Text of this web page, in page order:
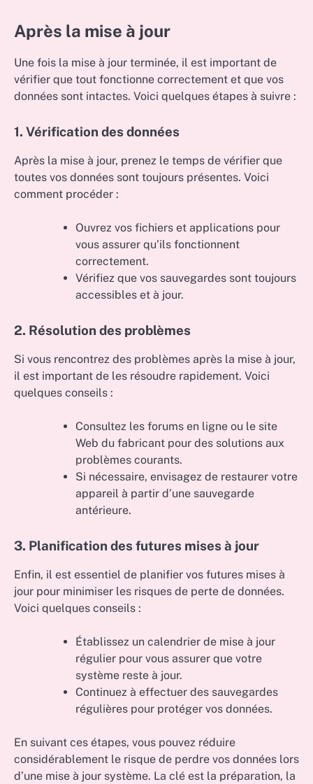
Après la mise à jour
Une fois la mise à jour terminée, il est important de
vérifier que tout fonctionne correctement et que vos
données sont intactes. Voici quelques étapes à suivre :
1. Vérification des données
Après la mise à jour, prenez le temps de vérifier que
toutes vos données sont toujours présentes. Voici
comment procéder :
Ouvrez vos fichiers et applications pour
vous assurer qu’ils fonctionnent
correctement.
Vérifiez que vos sauvegardes sont toujours
accessibles et à jour.
2. Résolution des problèmes
Si vous rencontrez des problèmes après la mise à jour,
il est important de les résoudre rapidement. Voici
quelques conseils :
Consultez les forums en ligne ou le site
Web du fabricant pour des solutions aux
problèmes courants.
Si nécessaire, envisagez de restaurer votre
appareil à partir d’une sauvegarde
antérieure.
3. Planification des futures mises à jour
Enfin, il est essentiel de planifier vos futures mises à
jour pour minimiser les risques de perte de données.
Voici quelques conseils :
Établissez un calendrier de mise à jour
régulier pour vous assurer que votre
système reste à jour.
Continuez à effectuer des sauvegardes
régulières pour protéger vos données.
En suivant ces étapes, vous pouvez réduire
considérablement le risque de perdre vos données lors
d’une mise à jour système. La clé est la préparation, la